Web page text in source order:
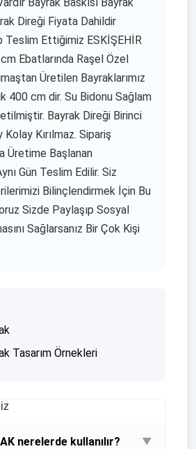
Direği Fiyata Dahildir
Teslim Ettiğimiz ESKİŞEHİR
Ebatlarında Raşel Özel
Üretilen Bayraklarımız
400 cm dir. Su Bidonu Sağlam
Bayrak Direği Birinci
Kırılmaz. Sipariş
Üretime Başlanan
Gün Teslim Edilir. Siz
Bilinçlendirmek İçin Bu
Sizde Paylaşıp Sosyal
Sağlarsanız Bir Çok Kişi
Tasarım Örnekleri
nerelerde kullanılır? ▼